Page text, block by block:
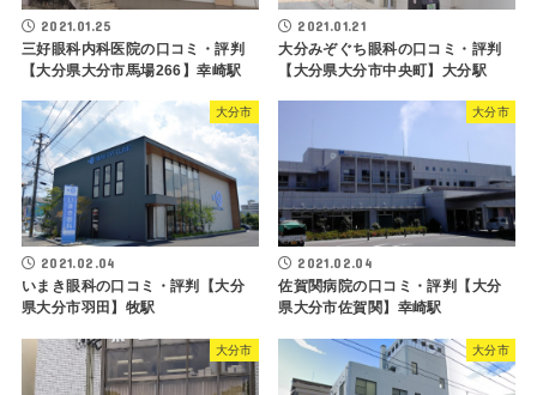
2021.01.25
三好眼科内科医院の口コミ・評判
【大分県大分市馬場266】幸崎駅
2021.01.21
大分みぞぐち眼科の口コミ・評判
【大分県大分市中央町】大分駅
大分市
2021.02.04
いまき眼科の口コミ・評判【大分
県大分市羽田】牧駅
大分市
2021.02.04
佐賀関病院の口コミ・評判【大分
県大分市佐賀関】幸崎駅
大分市 大分市